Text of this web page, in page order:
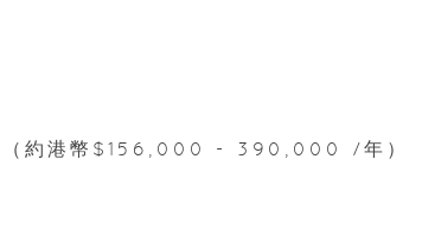
約港幣$156,000 - 390,000 /年）